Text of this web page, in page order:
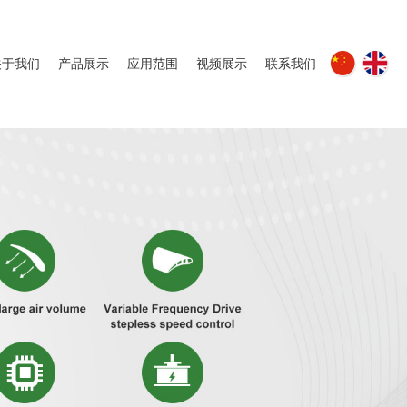
我们 产品展示 应用范围 视频展示 联系我们